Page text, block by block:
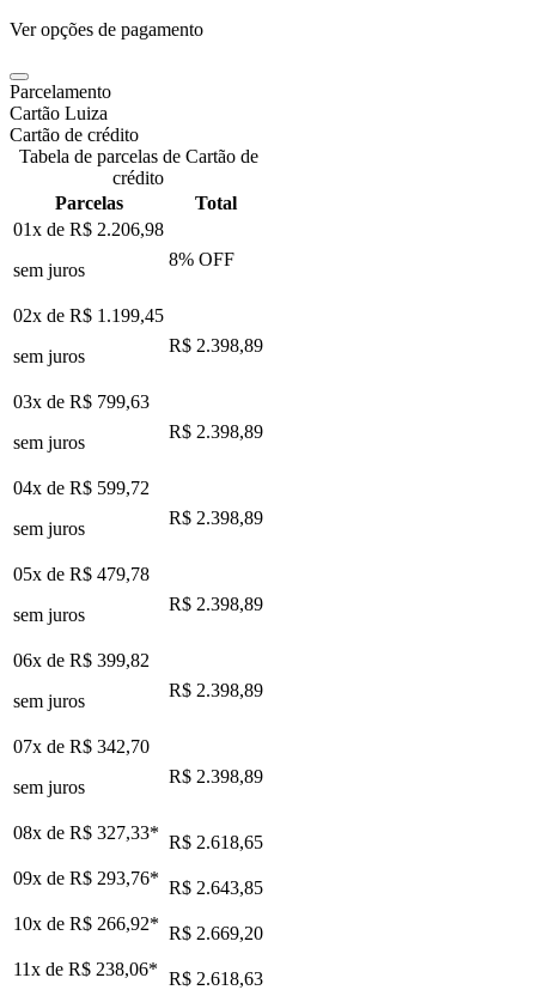
Ver opções de pagamento
Parcelamento
Cartão Luiza
Cartão de crédito
Tabela de parcelas de Cartão de
crédito
Parcelas
Total
01x de R$ 2.206,98
sem juros
8% OFF
02x de R$ 1.199,45
sem juros
R$ 2.398,89
03x de R$ 799,63
sem juros
R$ 2.398,89
04x de R$ 599,72
sem juros
R$ 2.398,89
05x de R$ 479,78
sem juros
R$ 2.398,89
06x de R$ 399,82
sem juros
R$ 2.398,89
07x de R$ 342,70
sem juros
R$ 2.398,89
08x de R$ 327,33* R$ 2.618,65
09x de R$ 293,76* R$ 2.643,85
10x de R$ 266,92* R$ 2.669,20
11x de R$ 238,06* R$ 2.618,63